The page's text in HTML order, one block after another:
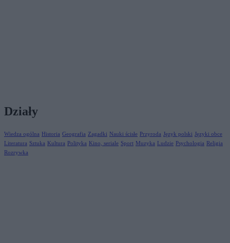
Działy
Wiedza ogólna Historia Geografia Zagadki Nauki ścisłe Przyroda Język polski Języki obce
Literatura Sztuka Kultura Polityka Kino, seriale Sport Muzyka Ludzie Psychologia
Religia
Rozrywka